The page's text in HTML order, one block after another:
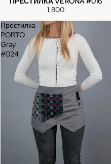
1,800
Престилка
PORTO
Gray
#024